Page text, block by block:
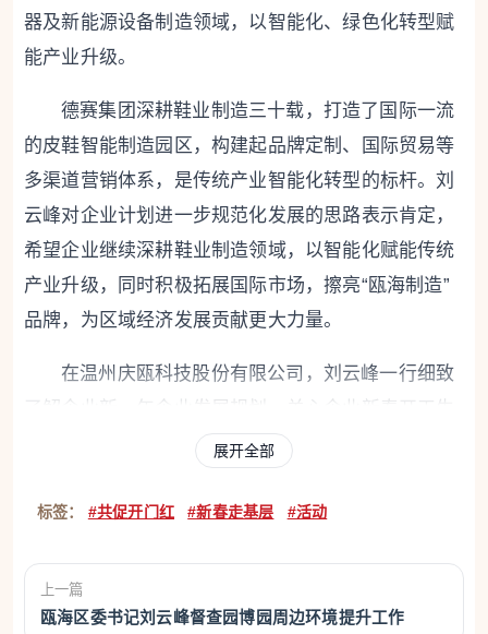
器及新能源设备制造领域，以智能化、绿色化转型赋
能产业升级。
德赛集团深耕鞋业制造三十载，打造了国际一流
的皮鞋智能制造园区，构建起品牌定制、国际贸易等
多渠道营销体系，是传统产业智能化转型的标杆。刘
云峰对企业计划进一步规范化发展的思路表示肯定，
希望企业继续深耕鞋业制造领域，以智能化赋能传统
产业升级，同时积极拓展国际市场，擦亮“瓯海制造”
品牌，为区域经济发展贡献更大力量。
在温州庆瓯科技股份有限公司，刘云峰一行细致
产、用人用工等情况。看到企业展现出强劲的发展信
体系，为长远发展奠定坚实基础，刘云峰鼓励企业锚
耕核心赛道，在行业变革中把握机遇、实现更大突
破。
展开全部
标签： #共促开门红 #新春走基层 #活动
上一篇
瓯海区委书记刘云峰督查园博园周边环境提升工作